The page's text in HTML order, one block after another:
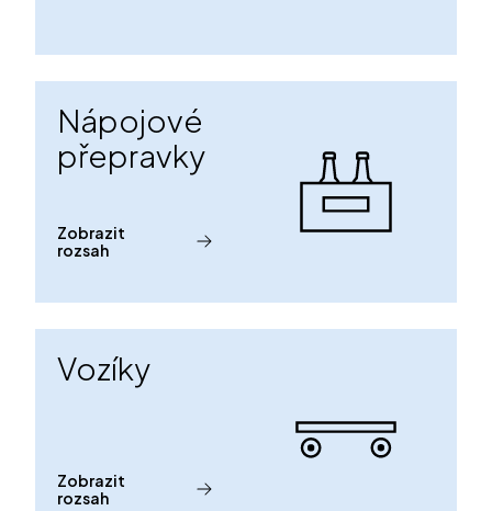
Nápojové
přepravky
Zobrazit
rozsah
Vozíky
Zobrazit
rozsah